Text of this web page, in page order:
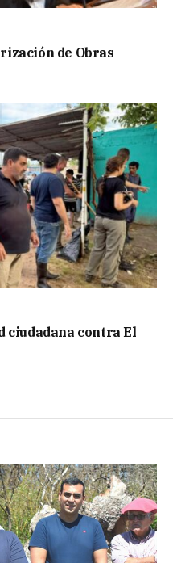
de Obras
ciudadana contra El